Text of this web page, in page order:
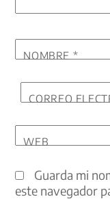
NOMBRE *
CORREO
WEB
Guarda mi
este navegador